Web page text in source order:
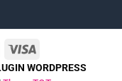
WORDPRESS